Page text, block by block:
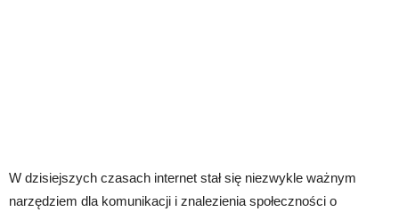
W dzisiejszych czasach internet stał się niezwykle ważnym
narzędziem dla komunikacji i znalezienia społeczności o